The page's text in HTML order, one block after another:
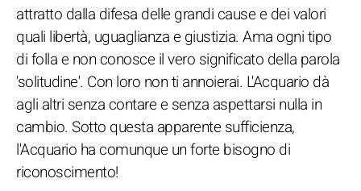
attratto dalla difesa delle grandi cause e dei valori
quali libertà, uguaglianza e giustizia. Ama ogni tipo
di folla e non conosce il vero significato della parola
'solitudine'. Con loro non ti annoierai. L'Acquario dà
agli altri senza contare e senza aspettarsi nulla in
cambio. Sotto questa apparente sufficienza,
l'Acquario ha comunque un forte bisogno di
riconoscimento!